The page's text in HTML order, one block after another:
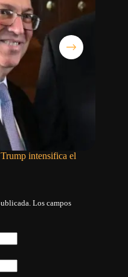
intensifica el
Los campos